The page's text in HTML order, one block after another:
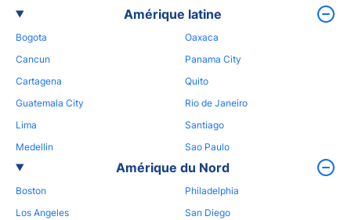
Amérique latine
Bogota
Cancun
Cartagena
Guatemala City
Lima
Medellin
Oaxaca
Panama City
Quito
Rio de Janeiro
Santiago
Sao Paulo
Amérique du Nord
Boston
Los Angeles
Philadelphia
San Diego